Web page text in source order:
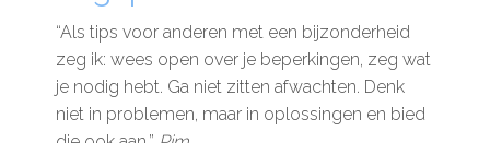
Deelnemers & allianties
Updates & nieuws
Contact
“Als tips voor anderen met een bijzonderheid
zeg ik: wees open over je beperkingen, zeg wat
je nodig hebt. Ga niet zitten afwachten. Denk
niet in problemen, maar in oplossingen en bied